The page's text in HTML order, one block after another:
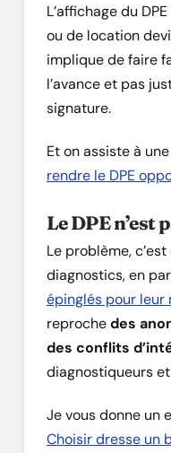
L’affichage du
ou de location
implique de faire
l’avance et pas
signature.
Et on assiste à
rendre le DPE
Le DPE n’est
Le problème,
diagnostics, en
épinglés pour
reprochedes
des conflits
diagnostiqueurs
Je vous donne un
Choisir dresse un